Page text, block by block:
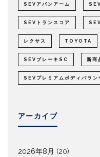
SEVアバンアーム
SEVトランスコア
レクサス TOYOTA
SEVブレーキSC 新商
SEVプレミアムボディバラン
アーカイブ
2026年8月 (20)